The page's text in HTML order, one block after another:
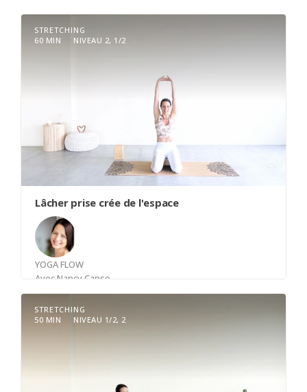
STRETCHING
60 MIN
NIVEAU 2, 1/2
Lâcher prise crée de l'espace
YOGA FLOW
AvecNancy Canse
respirer. Une pratique qui vient explorer des
STRETCHING
50 MIN
NIVEAU 1/2, 2